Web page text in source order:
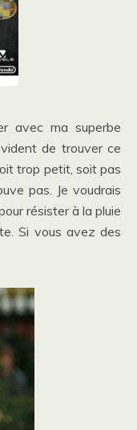
avec ma superbe
de trouver ce
trop petit, soit pas
pas. Je voudrais
résister à la pluie
Si vous avez des